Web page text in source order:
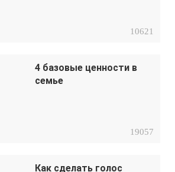
10621
4 базовые ценности в
семье
19057
Как сделать голос